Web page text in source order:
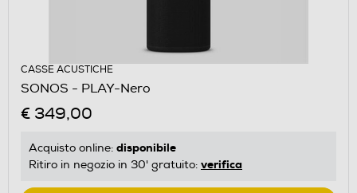
CASSE ACUSTICHE
SONOS - PLAY-Nero
€ 349,00
Acquisto online: disponibile
Ritiro in negozio in 30' gratuito: verifica